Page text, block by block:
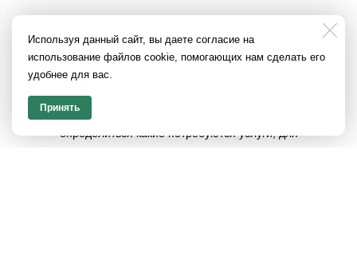
КОМПЛЕКС ИЛИ ОТДЕЛЬНО
Мы предоставляем услуги как в комплексе "Переезд детского
садика", так и по отдельности.
определиться какие потребуются услуги, для
Используя данный сайт, вы даете согласие на
использование файлов cookie, помогающих нам сделать его
удобнее для вас.
Принять